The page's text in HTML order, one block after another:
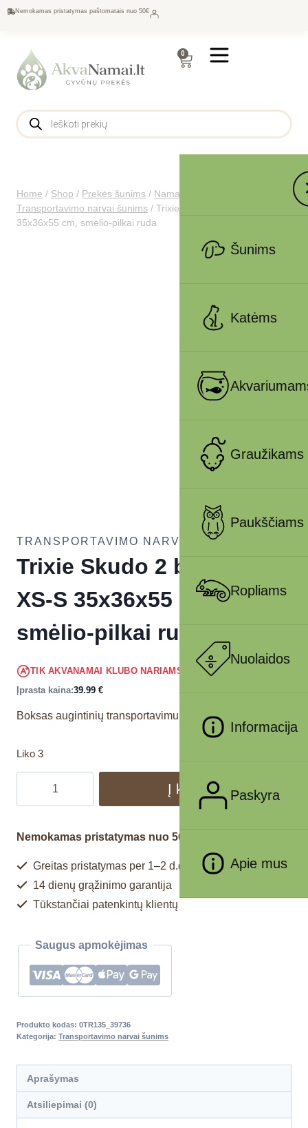
Nemokamas pristatymas paštomatais nuo 50€
0
Šunims
Katėms
Graužikams
Paukščiams
Ropliams
Nuolaidos
Informacija
Paskyra
Apie mus
Home / Shop / Prekės šunims / Namams šunims
Transportavimo narvai šunims / Trixie Skudo 2 boksas, XS-S
35x36x55 cm, smėlio-pilkai ruda
TRANSPORTAVIMO NARVAI ŠUNIMS
Trixie Skudo 2 boksas,
XS-S 35x36x55 cm,
smėlio-pilkai ruda
TIK AKVANAMAI KLUBO NARIAMS 37.99
Įprasta kaina:39.99 €
Boksas augintinių transportavimui.
Liko 3
Į krepšelį
Nemokamas pristatymas nuo 50€
Greitas pristatymas per 1–2 d.d.
14 dienų grąžinimo garantija
Tūkstančiai patenkintų klientų
Saugus apmokėjimas
Produkto kodas: 0TR135_39736
Kategorija: Transportavimo narvai šunims
Aprašymas
Atsiliepimai (0)